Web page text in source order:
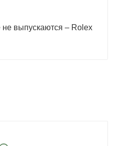
выпускаются – Rolex